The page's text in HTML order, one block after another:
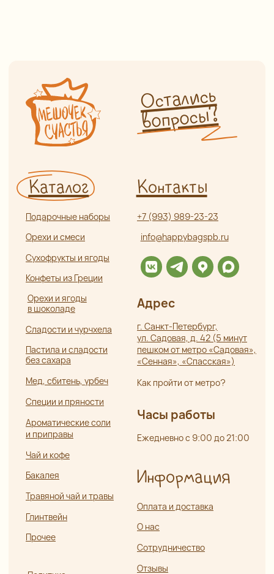
Сладости и чурчхела
Пастила и сладости
без сахара
Мед, сбитень, урбеч
Оплата и доставка
Сотрудничество
Отзывы
Частые вопросы
Политика
Публичная оферта
Разработка сайта:
Полина Лесневская
ул. Садовая, д. 42 (5 минут
пешком от метро «Садовая»,
«Сенная», «Спасская»)
Как пройти от метро?
Информация
ИП Боярская Анна Александровна
ИНН 550117024295
Специи и пряности
Чай и кофе
Бакалея
Глинтвейн
Прочее